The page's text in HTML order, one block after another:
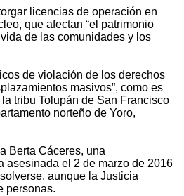
licencias de operación en
que afectan “el patrimonio
de las comunidades y los
de violación de los derechos
masivos”, como es
tribu Tolupán de San Francisco
norteño de Yoro,
Berta Cáceres, una
asesinada el 2 de marzo de 2016
aunque la Justicia
personas.